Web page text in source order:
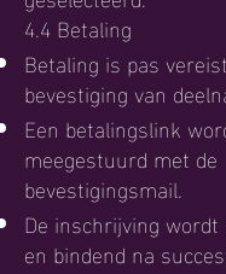
4.4 Betaling
Betaling is pas
bevestiging van
Een betalingslink
meegestuurd met de
bevestigingsmail.
De inschrijving
en bindend na